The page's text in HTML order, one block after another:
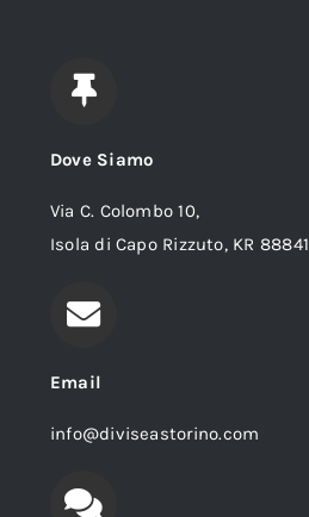
Dove Siamo
Via C. Colombo 10,
Isola di Capo Rizzuto, KR 88841
Email
info@diviseastorino.com